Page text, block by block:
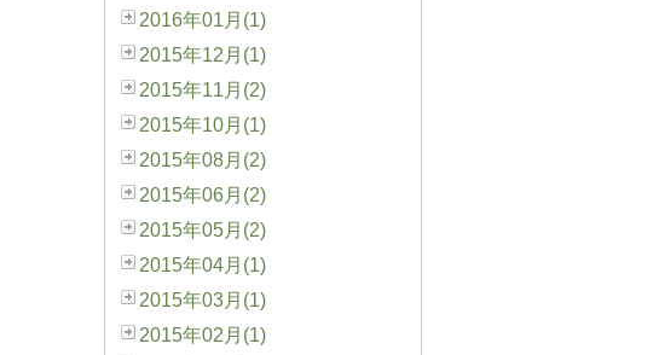
2016年01月(1)
2015年12月(1)
2015年11月(2)
2015年10月(1)
2015年08月(2)
2015年06月(2)
2015年05月(2)
2015年04月(1)
2015年03月(1)
2015年02月(1)